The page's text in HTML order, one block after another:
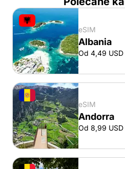
eSIM
Albania
Od 4,49 USD
eSIM
Andorra
Od 8,99 USD